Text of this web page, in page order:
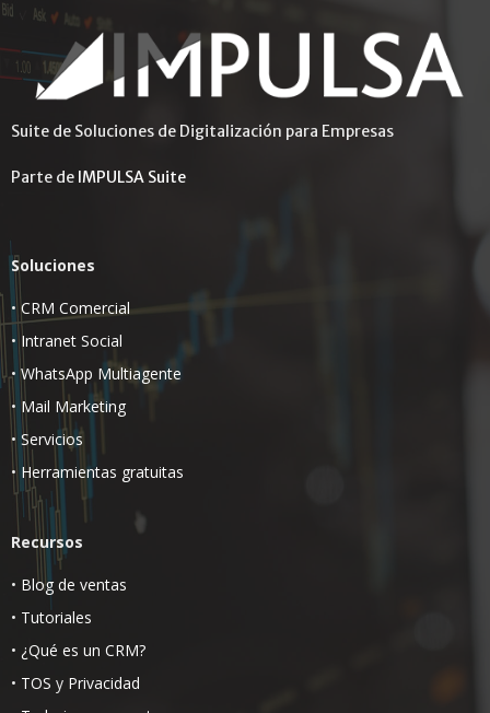
Suite de Soluciones de Digitalización para Empresas
Parte de IMPULSA Suite
Soluciones
•CRM Comercial
• Intranet Social
• WhatsApp Multiagente
• Mail Marketing
• Servicios
• Herramientas gratuitas
Recursos
• Blog de ventas
• Tutoriales
• ¿Qué es un CRM?
• TOS y Privacidad